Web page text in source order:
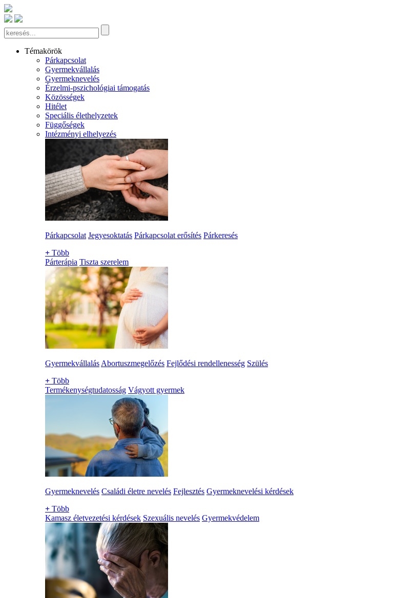
Témakörök
Párkapcsolat
Gyermekvállalás
Gyermeknevelés
Érzelmi-pszichológiai támogatás
Közösségek
Hitélet
Speciális élethelyzetek
Függőségek
Intézményi elhelyezés
Párkapcsolat Jegyesoktatás Párkapcsolat erősítés Párkeresés
+ Több
Párterápia Tiszta szerelem
Gyermekvállalás Abortuszmegelőzés Fejlődési rendellenesség Szülés
+ Több
Termékenységtudatosság Vágyott gyermek
Gyermeknevelés Családi életre nevelés Fejlesztés Gyermeknevelési kérdések
+ Több
Kamasz életvezetési kérdések Szexuális nevelés Gyermekvédelem